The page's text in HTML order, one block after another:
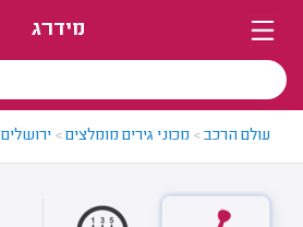
מידרג
עולם הרכב> מכוני גירים מומלצים> ירושלים